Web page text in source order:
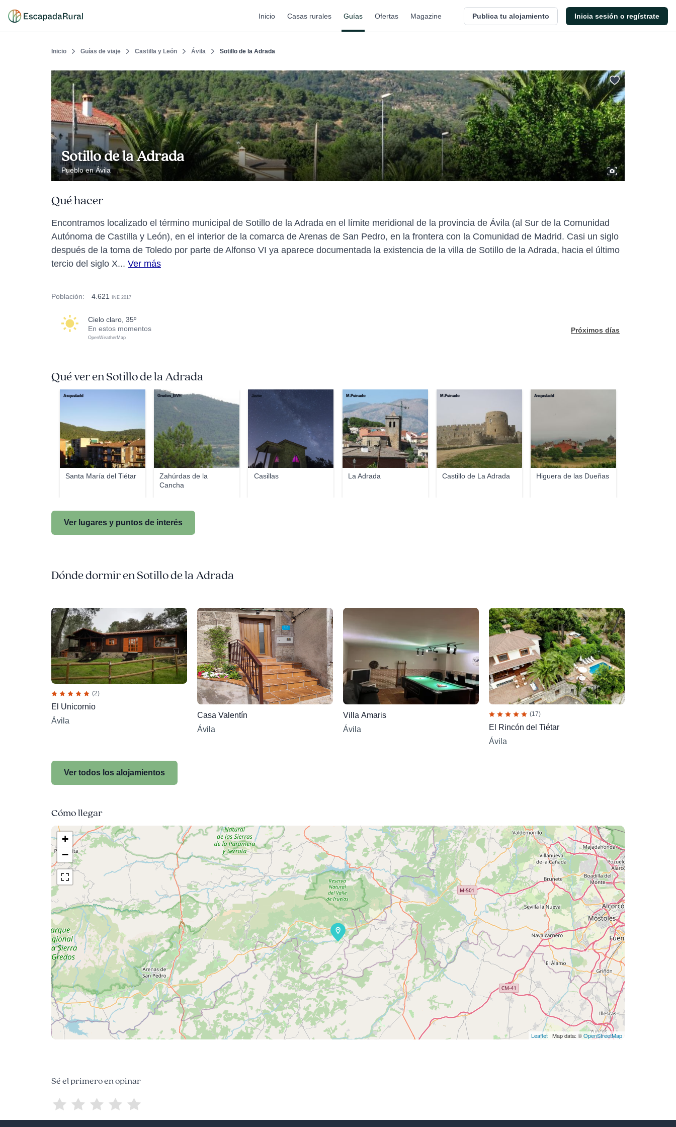
Inicio Casas rurales Guías Ofertas Magazine Publica tu alojamiento Inicia sesión o regístrate
Inicio Guías de viaje Castilla y León Ávila Sotillo de la Adrada
Sotillo de la Adrada
Pueblo en Ávila
Qué hacer
Encontramos localizado el término municipal de Sotillo de la Adrada en el límite meridional de la provincia de Ávila (al Sur de la Comunidad
Autónoma de Castilla y León), en el interior de la comarca de Arenas de San Pedro, en la frontera con la Comunidad de Madrid. Casi un siglo
después de la toma de Toledo por parte de Alfonso VI ya aparece documentada la existencia de la villa de Sotillo de la Adrada, hacia el último
tercio del siglo X... Ver más
Población: 4.621 INE 2017
cielo claro, 35º
En estos momentos
OpenWeatherMap
Próximos días
Qué ver en Sotillo de la Adrada
Santa María del Tiétar
Asqueladd
Zahúrdas de la
Cancha
Gredos_BVH
Casillas
Javier
La Adrada
M.Peinado
Castillo de La Adrada
M.Peinado
Higuera de las Dueñas
Asqueladd
Ver lugares y puntos de interés
Dónde dormir en Sotillo de la Adrada
(2)
El Unicornio
Ávila
Casa Valentín
Ávila
Villa Amaris
Ávila
(17)
El Rincón del Tiétar
Ávila
Ver todos los alojamientos
Cómo llegar
+
−
Leaflet | Map data: ©OpenStreetMap
Sé el primero en opinar